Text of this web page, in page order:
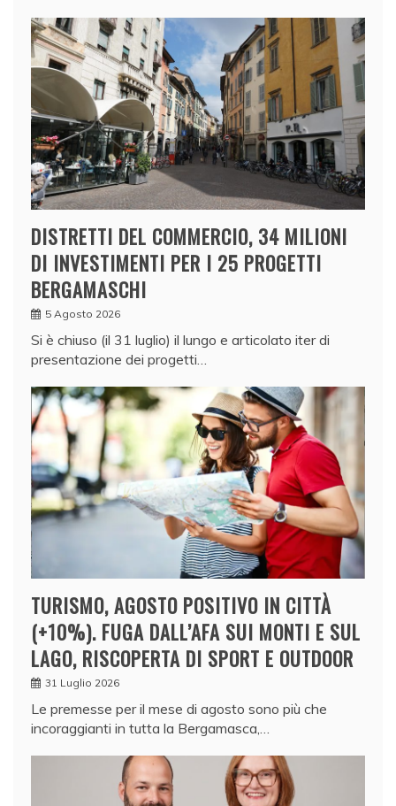
DISTRETTI DEL COMMERCIO, 34 MILIONI
DI INVESTIMENTI PER I 25 PROGETTI
BERGAMASCHI
5 Agosto 2026
Si è chiuso (il 31 luglio) il lungo e articolato iter di
presentazione dei progetti…
TURISMO, AGOSTO POSITIVO IN CITTÀ
(+10%). FUGA DALL’AFA SUI MONTI E SUL
LAGO, RISCOPERTA DI SPORT E OUTDOOR
31 Luglio 2026
Le premesse per il mese di agosto sono più che
incoraggianti in tutta la Bergamasca,…